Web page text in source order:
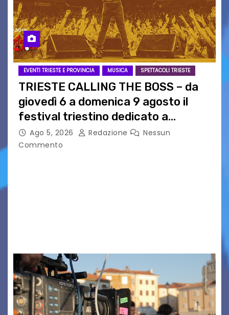
EVENTI TRIESTE E PROVINCIA MUSICA SPETTACOLI TRIESTE
TRIESTE CALLING THE BOSS – da
giovedì 6 a domenica 9 agosto il
festival triestino dedicato a
Springsteen
Ago 5, 2026 Redazione
Nessun
Commento